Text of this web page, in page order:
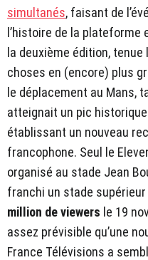
simultanés, faisant de
l’histoire de la plateforme
la deuxième édition, tenue
choses en (encore) plus
le déplacement au Mans,
atteignait un pic
établissant un nouveau
francophone. Seul le
organisé au stade Jean
franchi un stade
million de viewers le 19
assez prévisible qu’une
France Télévisions a